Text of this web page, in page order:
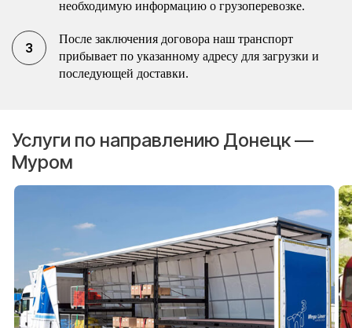
необходимую информацию о грузоперевозке.
После заключения договора наш транспорт
прибывает по указанному адресу для загрузки и
последующей доставки.
Услуги по направлению Донецк —
Муром